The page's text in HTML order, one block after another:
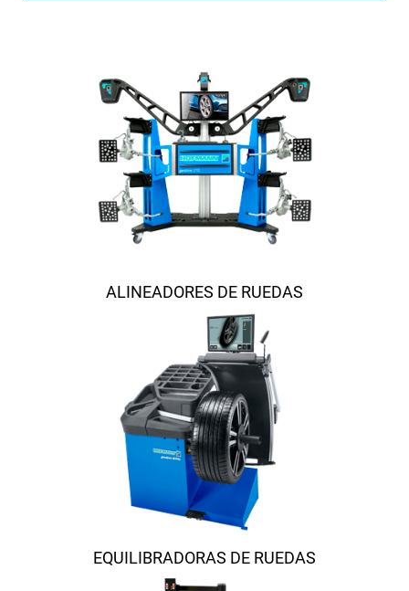
ALINEADORES DE RUEDAS
EQUILIBRADORAS DE RUEDAS